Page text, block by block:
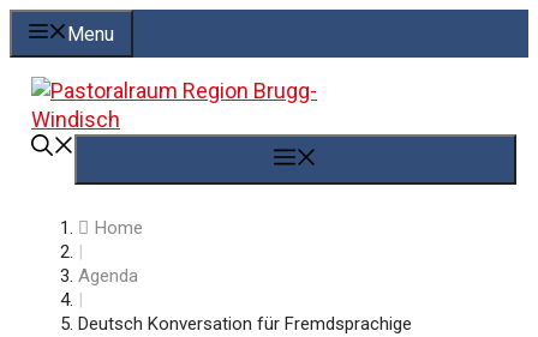
Springe
zum
Inhalt
Menu
Home
|
Agenda
|
Deutsch Konversation für Fremdsprachige